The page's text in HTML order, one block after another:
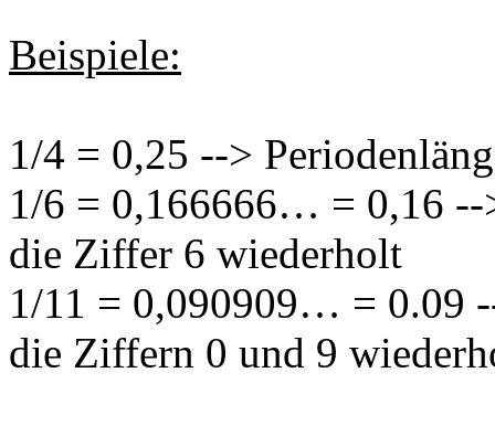
Beispiele:
1/4 = 0,25 -->
1/6 = 0,166666… = 0,16 --
die Ziffer 6 wiederholt
1/11 = 0,090909… = 0.09
die Ziffern 0 und 9